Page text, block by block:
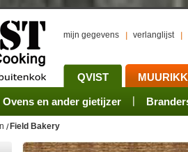
mijn gegevens verlanglijst
QVIST
Ovens en ander gietijzer
Pannen Rookovens
Bewaren Onderhoud
Camping sets Pots, Pans, Kettles
Field Bakery